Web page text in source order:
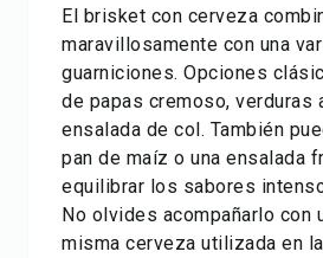
El brisket con cerveza
maravillosamente con una
guarniciones. Opciones
de papas cremoso, verduras
ensalada de col. También
pan de maíz o una ensalada
equilibrar los sabores
No olvides acompañarlo con
misma cerveza utilizada en